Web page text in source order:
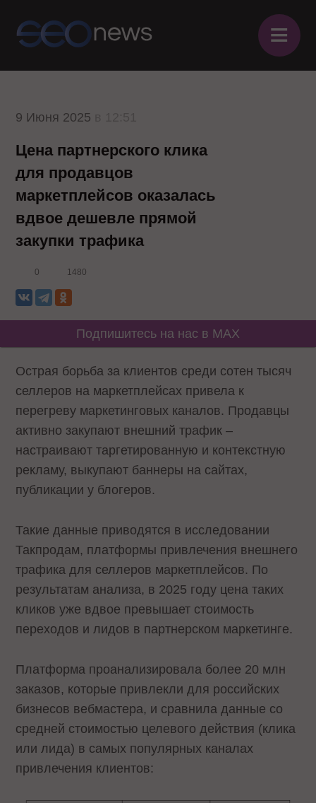
≡
9 Июня 2025
Цена партнерского клика
для продавцов
маркетплейсов оказалась
вдвое дешевле прямой
закупки трафика
0 1480
Подпишитесь на нас в MAX
Острая борьба за клиентов среди сотен тысяч
селлеров на маркетплейсах привела к
перегреву маркетинговых каналов. Продавцы
активно закупают внешний трафик –
настраивают таргетированную и контекстную
рекламу, выкупают баннеры на сайтах,
публикации у блогеров.
Такие данные приводятся в исследовании
Такпродам, платформы привлечения внешнего
трафика для селлеров маркетплейсов. По
результатам анализа, в 2025 году цена таких
кликов уже вдвое превышает стоимость
переходов и лидов в партнерском маркетинге.
Платформа проанализировала более 20 млн
заказов, которые привлекли для российских
бизнесов вебмастера, и сравнила данные со
средней стоимостью целевого действия (клика
или лида) в самых популярных каналах
привлечения клиентов: